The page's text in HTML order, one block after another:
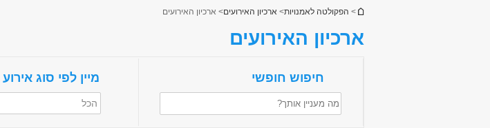
הינך נמצא כאן
> הפקולטה לאמנויות> ארכיון האירועים> ארכיון האירועים
ארכיון האירועים
חיפוש חופשי מיין לפי סוג אירוע
הכל